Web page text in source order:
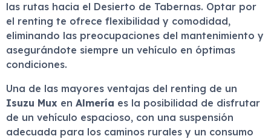
las rutas hacia el Desierto de Tabernas. Optar por
el renting te ofrece flexibilidad y comodidad,
eliminando las preocupaciones del mantenimiento y
asegurándote siempre un vehículo en óptimas
condiciones.
Una de las mayores ventajas del renting de un
Isuzu Mux en Almería es la posibilidad de disfrutar
de un vehículo espacioso, con una suspensión
adecuada para los caminos rurales y un consumo